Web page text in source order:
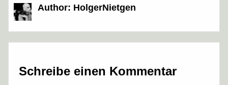
Author: HolgerNietgen
Schreibe einen Kommentar